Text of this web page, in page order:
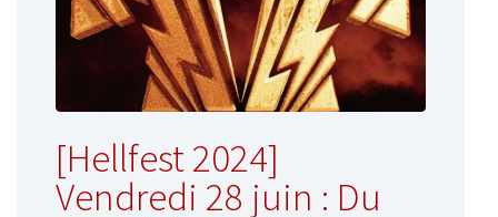
[Hellfest 2024]
Vendredi 28 juin : Du